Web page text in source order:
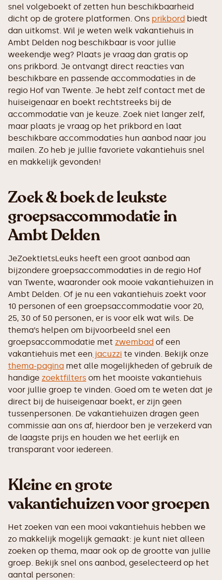
snel volgeboekt of zetten hun beschikbaarheid
dicht op de grotere platformen. Ons prikbord biedt
dan uitkomst. Wil je weten welk vakantiehuis in
Ambt Delden nog beschikbaar is voor jullie
weekendje weg? Plaats je vraag dan gratis op
ons prikbord. Je ontvangt direct reacties van
beschikbare en passende accommodaties in de
regio Hof van Twente. Je hebt zelf contact met de
huiseigenaar en boekt rechtstreeks bij de
accommodatie van je keuze. Zoek niet langer zelf,
maar plaats je vraag op het prikbord en laat
beschikbare accommodaties hun aanbod naar jou
mailen. Zo heb je jullie favoriete vakantiehuis snel
en makkelijk gevonden!
Zoek & boek de leukste
groepsaccommodatie in
Ambt Delden
JeZoektIetsLeuks heeft een groot aanbod aan
bijzondere groepsaccommodaties in de regio Hof
van Twente, waaronder ook mooie vakantiehuizen in
Ambt Delden. Of je nu een vakantiehuis zoekt voor
10 personen of een groepsaccommodatie voor 20,
25, 30 of 50 personen, er is voor elk wat wils. De
thema’s helpen om bijvoorbeeld snel een
groepsaccommodatie met zwembad of een
vakantiehuis met een jacuzzi te vinden. Bekijk onze
thema-pagina met alle mogelijkheden of gebruik de
handige zoektfilters om het mooiste vakantiehuis
voor jullie groep te vinden. Goed om te weten dat je
direct bij de huiseigenaar boekt, er zijn geen
tussenpersonen. De vakantiehuizen dragen geen
commissie aan ons af, hierdoor ben je verzekerd van
de laagste prijs en houden we het eerlijk en
transparant voor iedereen.
Kleine en grote
vakantiehuizen voor groepen
Het zoeken van een mooi vakantiehuis hebben we
zo makkelijk mogelijk gemaakt: je kunt niet alleen
zoeken op thema, maar ook op de grootte van jullie
groep. Bekijk snel ons aanbod, geselecteerd op het
aantal personen: